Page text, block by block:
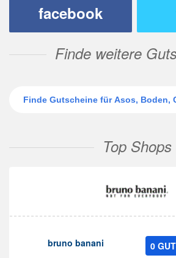
facebook
Finde weitere
Top Shops
bruno banani 0